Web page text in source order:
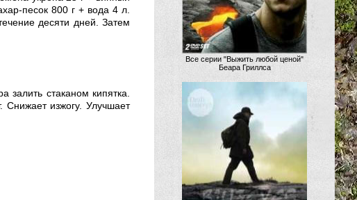
песок 800 г + вода 4 л.
десяти дней. Затем
стаканом кипятка.
Снижает изжогу. Улучшает
Все серии "Выжить любой ценой"
Беара Гриллса